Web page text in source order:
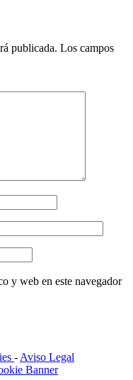
publicada. Los campos
y web en este navegador
- Aviso Legal
Banner